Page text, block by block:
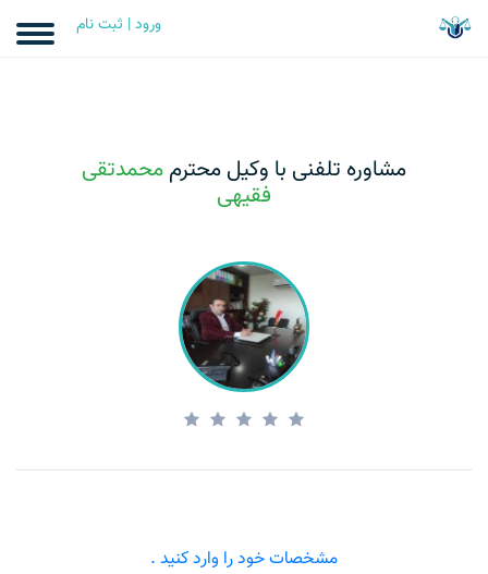
ورود | ثبت نام
مشاوره تلفنی با وکیل محترممحمدتقی
فقیهی
مشخصات خود را وارد کنید .